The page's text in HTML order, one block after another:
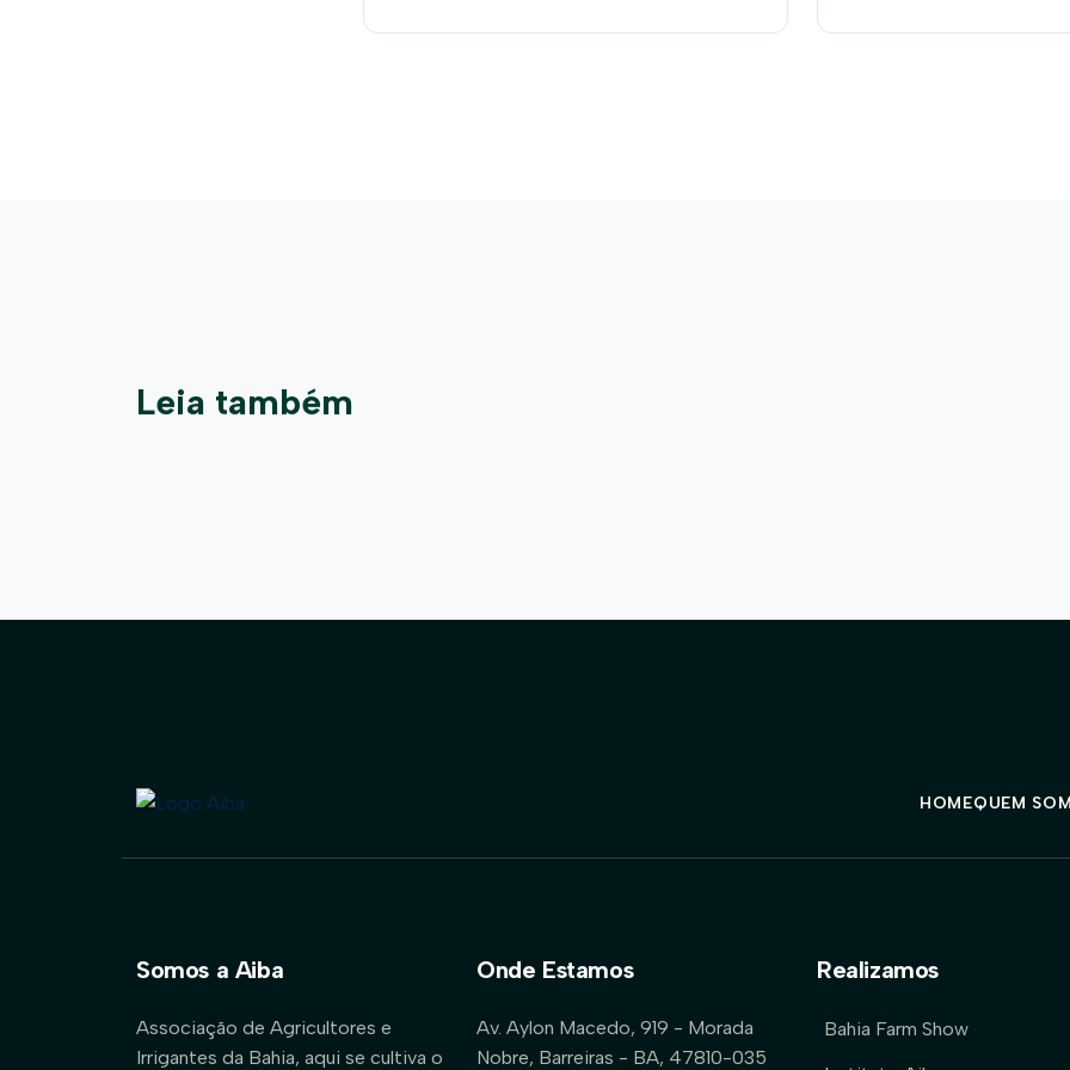
Leia também
HOMEQUEM
Somos a Aiba
Associação de Agricultores e
Irrigantes da Bahia, aqui se cultiva o
Onde Estamos
Av. Aylon Macedo, 919 - Morada
Nobre, Barreiras - BA, 47810-035
Realizamos
Bahia Farm Show